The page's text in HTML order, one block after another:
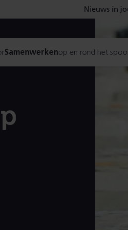
Nieuws in
Samenwerkenop en rond het